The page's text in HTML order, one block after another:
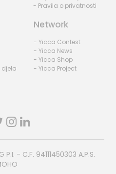
- Pravila o privatnosti
djela
Network
- Yicca Contest
- Yicca News
- Yicca Shop
- Yicca Project
P.I. - C.F. 94111450303 A.P.S.